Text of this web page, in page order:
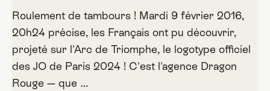
Roulement de tambours ! Mardi 9 février 2016,
20h24 précise, les Français ont pu découvrir,
projeté sur l'Arc de Triomphe, le logotype officiel
des JO de Paris 2024 ! C'est l'agence Dragon
Rouge — que …